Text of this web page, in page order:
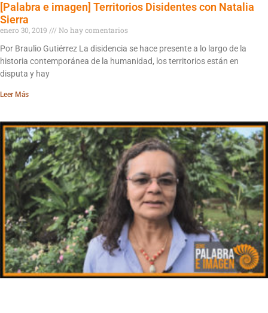
[Palabra e imagen] Territorios Disidentes con Natalia
Sierra
enero 30, 2019
No hay comentarios
Por Braulio Gutiérrez La disidencia se hace presente a lo largo de la
historia contemporánea de la humanidad, los territorios están en
disputa y hay
Leer Más